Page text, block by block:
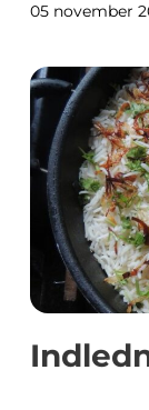
05 november